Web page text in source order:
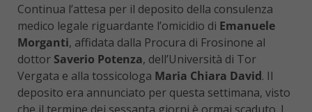
Continua l’attesa per il deposito della consulenza
medico legale riguardante l’omicidio di Emanuele
Morganti, affidata dalla Procura di Frosinone al
dottor Saverio Potenza, dell’Università di Tor
Vergata e alla tossicologa Maria Chiara David. Il
deposito era annunciato per questa settimana, visto
che il termine dei sessanta giorni è ormai scaduto. I